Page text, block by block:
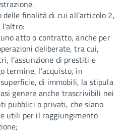
delle finalità di cui all’articolo 2,
atto o contratto, anche per
deliberate, tra cui,
l’assunzione di prestiti e
termine, l’acquisto, in
di immobili, la stipula
genere anche trascrivibili nei
pubblici o privati, che siano
utili per il raggiungimento